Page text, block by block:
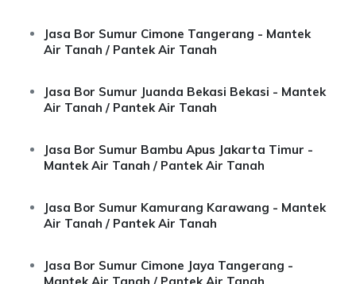
Jasa Bor Sumur Cimone Tangerang - Mantek
Air Tanah / Pantek Air Tanah
Jasa Bor Sumur Juanda Bekasi Bekasi - Mantek
Air Tanah / Pantek Air Tanah
Jasa Bor Sumur Bambu Apus Jakarta Timur -
Mantek Air Tanah / Pantek Air Tanah
Jasa Bor Sumur Kamurang Karawang - Mantek
Air Tanah / Pantek Air Tanah
Jasa Bor Sumur Cimone Jaya Tangerang -